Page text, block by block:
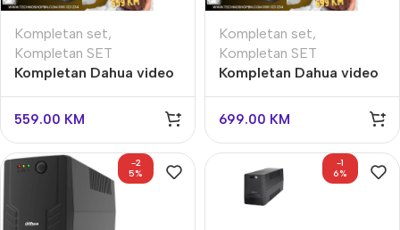
Kompletan set,
Kompletan SET
Kompletan Dahua video
slika u boji
559.00 KM
Kompletan set,
Kompletan SET
Kompletan Dahua video
potrebnim elementima
699.00 KM
-2
5%
-1
6%